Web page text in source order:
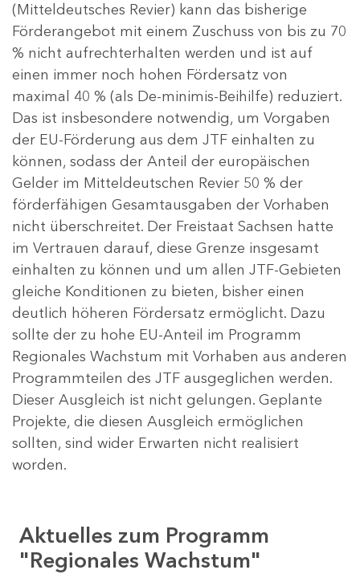
(Mitteldeutsches Revier) kann das bisherige
Förderangebot mit einem Zuschuss von bis zu 70
% nicht aufrechterhalten werden und ist auf
einen immer noch hohen Fördersatz von
maximal 40 % (als De-minimis-Beihilfe) reduziert.
Das ist insbesondere notwendig, um Vorgaben
der EU-Förderung aus dem JTF einhalten zu
können, sodass der Anteil der europäischen
Gelder im Mitteldeutschen Revier 50 % der
förderfähigen Gesamtausgaben der Vorhaben
nicht überschreitet. Der Freistaat Sachsen hatte
im Vertrauen darauf, diese Grenze insgesamt
einhalten zu können und um allen JTF-Gebieten
gleiche Konditionen zu bieten, bisher einen
deutlich höheren Fördersatz ermöglicht. Dazu
sollte der zu hohe EU-Anteil im Programm
Regionales Wachstum mit Vorhaben aus anderen
Programmteilen des JTF ausgeglichen werden.
Dieser Ausgleich ist nicht gelungen. Geplante
Projekte, die diesen Ausgleich ermöglichen
sollten, sind wider Erwarten nicht realisiert
worden.
Aktuelles zum Programm
"Regionales Wachstum"